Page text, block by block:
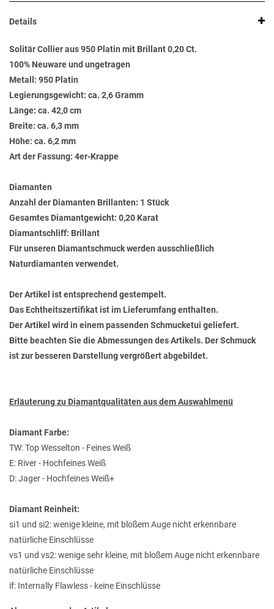
Details
Solitär Collier aus 950 Platin mit Brillant 0,20 Ct.
100% Neuware und ungetragen
Metall: 950 Platin
Legierungsgewicht: ca. 2,6 Gramm
Länge: ca. 42,0 cm
Breite: ca. 6,3 mm
Höhe: ca. 6,2 mm
Art der Fassung: 4er-Krappe
Diamanten
Anzahl der Diamanten Brillanten: 1 Stück
Gesamtes Diamantgewicht: 0,20 Karat
Diamantschliff: Brillant
Für unseren Diamantschmuck werden ausschließlich
Naturdiamanten verwendet.
Der Artikel ist entsprechend gestempelt.
Das Echtheitszertifikat ist im Lieferumfang enthalten.
Der Artikel wird in einem passenden Schmucketui geliefert.
Bitte beachten Sie die Abmessungen des Artikels. Der Schmuck
ist zur besseren Darstellung vergrößert abgebildet.
Erläuterung zu Diamantqualitäten aus dem Auswahlmenü
Diamant Farbe:
TW: Top Wesselton - Feines Weiß
E: River - Hochfeines Weiß
D: Jager - Hochfeines Weiß+
Diamant Reinheit:
si1 und si2: wenige kleine, mit bloßem Auge nicht erkennbare
natürliche Einschlüsse
vs1 und vs2: wenige sehr kleine, mit bloßem Auge nicht erkennbare
natürliche Einschlüsse
if: Internally Flawless - keine Einschlüsse